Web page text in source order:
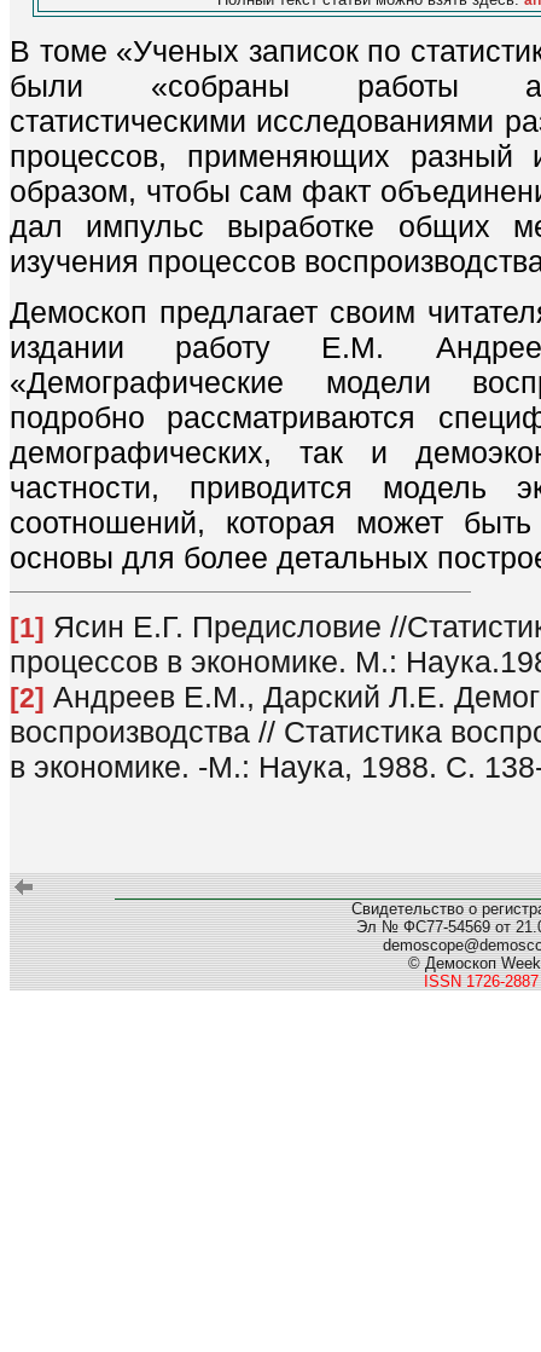
В томе «Ученых записок по
были «собраны работы
статистическими исследованиями
процессов, применяющих разный
образом, чтобы сам факт
дал импульс выработке общих
изучения процессов
Демоскоп предлагает своим
издании работу Е.М.
«Демографические модели
подробно рассматриваются
демографических, так и
частности, приводится модель
соотношений, которая может
основы для более детальных
[1] Ясин Е.Г. Предисловие //
процессов в экономике. М.:
[2] Андреев Е.М., Дарский Л.Е.
воспроизводства // Статистика
в экономике. -М.: Наука, 1988. С.
Свидетельство о
Эл № ФС77-54569 от
© Демоскоп
ISSN 1726-2887